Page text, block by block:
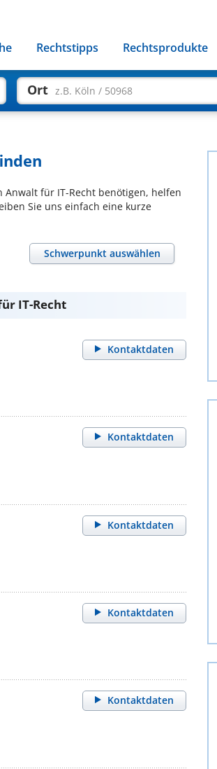
Rechtstipps Rechtsprodukte
Ort z.B. Köln / 50968
für IT-Recht benötigen, helfen
Sie uns einfach eine kurze
Schwerpunkt auswählen
IT-Recht
Kontaktdaten
Kontaktdaten
Kontaktdaten
Kontaktdaten
Kontaktdaten